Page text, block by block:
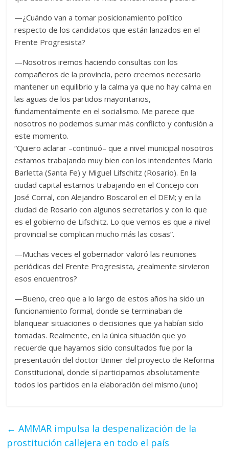
—¿Cuándo van a tomar posicionamiento político
respecto de los candidatos que están lanzados en el
Frente Progresista?
—Nosotros iremos haciendo consultas con los
compañeros de la provincia, pero creemos necesario
mantener un equilibrio y la calma ya que no hay calma en
las aguas de los partidos mayoritarios,
fundamentalmente en el socialismo. Me parece que
nosotros no podemos sumar más conflicto y confusión a
este momento.
“Quiero aclarar –continuó– que a nivel municipal nosotros
estamos trabajando muy bien con los intendentes Mario
Barletta (Santa Fe) y Miguel Lifschitz (Rosario). En la
ciudad capital estamos trabajando en el Concejo con
José Corral, con Alejandro Boscarol en el DEM; y en la
ciudad de Rosario con algunos secretarios y con lo que
es el gobierno de Lifschitz. Lo que vemos es que a nivel
provincial se complican mucho más las cosas”.
—Muchas veces el gobernador valoró las reuniones
periódicas del Frente Progresista, ¿realmente sirvieron
esos encuentros?
—Bueno, creo que a lo largo de estos años ha sido un
funcionamiento formal, donde se terminaban de
blanquear situaciones o decisiones que ya habían sido
tomadas. Realmente, en la única situación que yo
recuerde que hayamos sido consultados fue por la
presentación del doctor Binner del proyecto de Reforma
Constitucional, donde sí participamos absolutamente
todos los partidos en la elaboración del mismo.(uno)
← AMMAR impulsa la despenalización de la
prostitución callejera en todo el país